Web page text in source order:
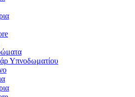
Υπνοδωματίου